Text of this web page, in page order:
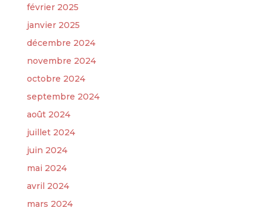
février 2025
janvier 2025
décembre 2024
novembre 2024
octobre 2024
septembre 2024
août 2024
juillet 2024
juin 2024
mai 2024
avril 2024
mars 2024